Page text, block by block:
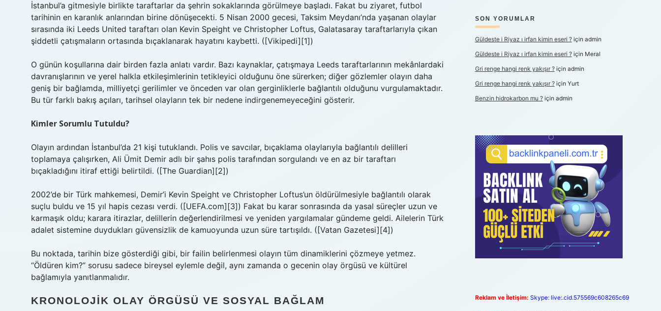
İstanbul’a gitmesiyle birlikte taraftarlar da şehrin sokaklarında görülmeye başladı. Fakat bu ziyaret, futbol
tarihinin en karanlık anlarından birine dönüşecekti. 5 Nisan 2000 gecesi, Taksim Meydanı’nda yaşanan olaylar
sırasında iki Leeds United taraftarı olan Kevin Speight ve Christopher Loftus, Galatasaray taraftarlarıyla çıkan
şiddetli çatışmaların ortasında bıçaklanarak hayatını kaybetti. ([Vikipedi][1])
O günün koşullarına dair birden fazla anlatı vardır. Bazı kaynaklar, çatışmaya Leeds taraftarlarının mekânlardaki
davranışlarının ve yerel halkla etkileşimlerinin tetikleyici olduğunu öne sürerken; diğer gözlemler olayın daha
geniş bir bağlamda, milliyetçi gerilimler ve önceden var olan gerginliklerle bağlantılı olduğunu vurgulamaktadır.
Bu tür farklı bakış açıları, tarihsel olayların tek bir nedene indirgenemeyeceğini gösterir.
Kimler Sorumlu Tutuldu?
Olayın ardından İstanbul’da 21 kişi tutuklandı. Polis ve savcılar, bıçaklama olaylarıyla bağlantılı delilleri
toplamaya çalışırken, Ali Ümit Demir adlı bir şahıs polis tarafından sorgulandı ve en az bir taraftarı
bıçakladığını itiraf ettiği belirtildi. ([The Guardian][2])
2002’de bir Türk mahkemesi, Demir’i Kevin Speight ve Christopher Loftus’un öldürülmesiyle bağlantılı olarak
suçlu buldu ve 15 yıl hapis cezası verdi. ([UEFA.com][3]) Fakat bu karar sonrasında da yasal süreçler uzun ve
karmaşık oldu; karara itirazlar, delillerin değerlendirilmesi ve yeniden yargılamalar gündeme geldi. Ailelerin Türk
adalet sistemine duydukları güvensizlik de kamuoyunda uzun süre tartışıldı. ([Vatan Gazetesi][4])
Bu noktada, tarihin bize gösterdiği gibi, bir failin belirlenmesi olayın tüm dinamiklerini çözmeye yetmez.
“Öldüren kim?” sorusu sadece bireysel eylemle değil, aynı zamanda o gecenin olay örgüsü ve kültürel
bağlamıyla yanıtlanmalıdır.
KRONOLOJIK OLAY ÖRGÜSÜ VE SOSYAL BAĞLAM
SON YORUMLAR
Güldeste i Riyaz ı irfan kimin eseri ?için admin
Güldeste i Riyaz ı irfan kimin eseri ?için Meral
Gri renge hangi renk yakışır ?için admin
Gri renge hangi renk yakışır ?için Yurt
Benzin hidrokarbon mu ?için admin
Reklam ve İletişim: Skype: live:.cid.575569c608265c69